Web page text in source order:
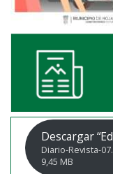
Descargar
Diario-Revista-
9,45 MB